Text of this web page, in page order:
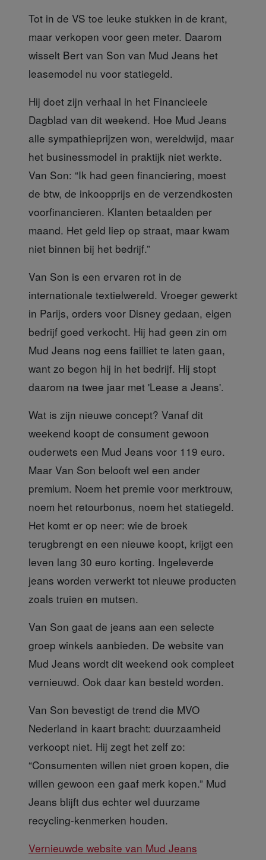
Tot in de VS toe leuke stukken in de krant,
maar verkopen voor geen meter. Daarom
wisselt Bert van Son van Mud Jeans het
leasemodel nu voor statiegeld.
Hij doet zijn verhaal in het Financieele
Dagblad van dit weekend. Hoe Mud Jeans
alle sympathieprijzen won, wereldwijd, maar
het businessmodel in praktijk niet werkte.
Van Son: “Ik had geen financiering, moest
de btw, de inkoopprijs en de verzendkosten
voorfinancieren. Klanten betaalden per
maand. Het geld liep op straat, maar kwam
niet binnen bij het bedrijf.”
Van Son is een ervaren rot in de
internationale textielwereld. Vroeger gewerkt
in Parijs, orders voor Disney gedaan, eigen
bedrijf goed verkocht. Hij had geen zin om
Mud Jeans nog eens failliet te laten gaan,
want zo begon hij in het bedrijf. Hij stopt
daarom na twee jaar met 'Lease a Jeans'.
Wat is zijn nieuwe concept? Vanaf dit
weekend koopt de consument gewoon
ouderwets een Mud Jeans voor 119 euro.
Maar Van Son belooft wel een ander
premium. Noem het premie voor merktrouw,
noem het retourbonus, noem het statiegeld.
Het komt er op neer: wie de broek
terugbrengt en een nieuwe koopt, krijgt een
leven lang 30 euro korting. Ingeleverde
jeans worden verwerkt tot nieuwe producten
zoals truien en mutsen.
Van Son gaat de jeans aan een selecte
groep winkels aanbieden. De website van
Mud Jeans wordt dit weekend ook compleet
vernieuwd. Ook daar kan besteld worden.
Van Son bevestigt de trend die MVO
Nederland in kaart bracht: duurzaamheid
verkoopt niet. Hij zegt het zelf zo:
“Consumenten willen niet groen kopen, die
willen gewoon een gaaf merk kopen.” Mud
Jeans blijft dus echter wel duurzame
recycling-kenmerken houden.
Vernieuwde website van Mud Jeans